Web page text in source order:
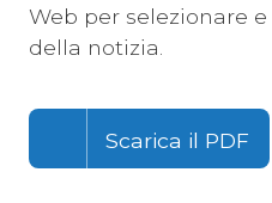
Web per selezionare
della notizia.
Scarica il PDF